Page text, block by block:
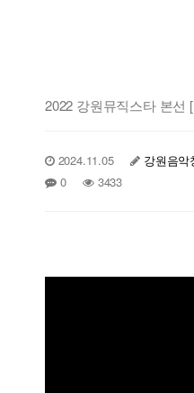
2022 강원뮤직스타 본선
2024.11.05
강원음악
0
3433